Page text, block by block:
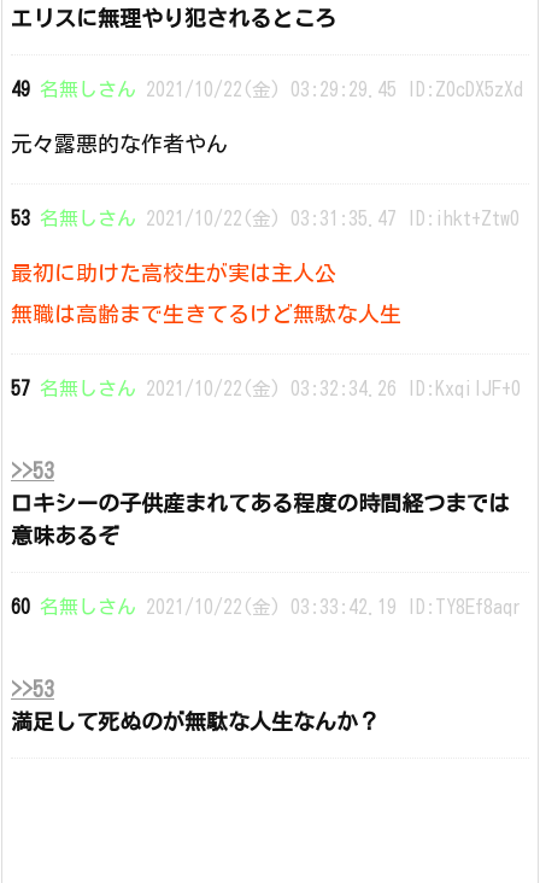
エリスに無理やり犯されるところ
49 名無しさん 2021/10/22(金) 03:29:29.45 ID:Z0cDX5zXd
元々露悪的な作者やん
53 名無しさん 2021/10/22(金) 03:31:35.47 ID:ihkt+Ztw0
最初に助けた高校生が実は主人公
無職は高齢まで生きてるけど無駄な人生
57 名無しさん 2021/10/22(金) 03:32:34.26 ID:KxqiIJF+0
>>53
ロキシーの子供産まれてある程度の時間経つまでは
意味あるぞ
60 名無しさん 2021/10/22(金) 03:33:42.19 ID:TY8Ef8aqr
>>53
満足して死ぬのが無駄な人生なんか？